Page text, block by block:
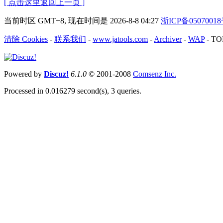
[ 点击这里返回上一页 ]
当前时区 GMT+8, 现在时间是 2026-8-8 04:27 浙ICP备05070018
清除 Cookies - 联系我们 - www.jatools.com - Archiver- WAP-
Powered by Discuz! 6.1.0 © 2001-2008 Comsenz Inc.
Processed in 0.016279 second(s), 3 queries.